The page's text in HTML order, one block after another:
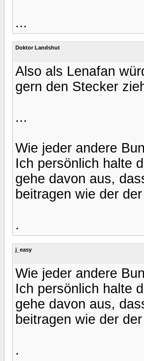
...
Doktor Landshut
Also als Lenafan
gern den Stecker
...
Wie jeder andere
Ich persönlich halte
gehe davon aus,
beitragen wie der
.
j_easy
Wie jeder andere
Ich persönlich halte
gehe davon aus,
beitragen wie der
.